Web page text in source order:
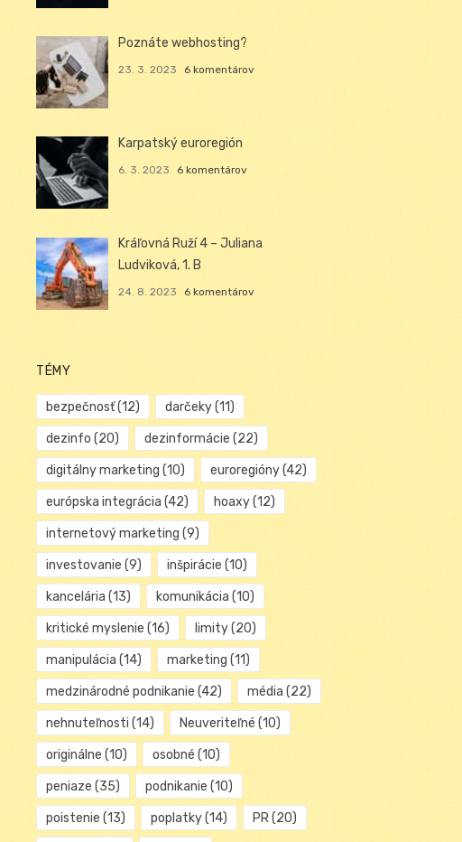
Poznáte webhosting?
23. 3. 2023 6 komentárov
Karpatský euroregión
6. 3. 2023 6 komentárov
Kráľovná Ruží 4 – Juliana
Ludviková, 1. B
24. 8. 2023 6 komentárov
TÉMY
bezpečnosť(12) darčeky(11)
dezinfo (20) dezinformácie (22)
digitálny marketing (10) euroregióny(42)
európska integrácia (42) hoaxy(12)
internetový marketing (9)
investovanie (9) inšpirácie (10)
kancelária (13) komunikácia (10)
kritické myslenie (16) limity(20)
manipulácia (14) marketing (11)
medzinárodné podnikanie (42) média (22)
nehnuteľnosti (14) Neuveriteľné (10)
originálne (10) osobné (10)
peniaze (35) podnikanie (10)
poistenie (13) poplatky(14) PR(20)